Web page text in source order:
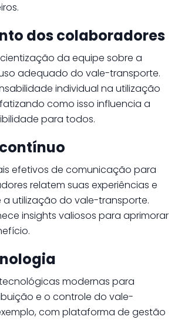
dos colaboradores
da equipe sobre a
adequado do vale-transporte.
individual na utilização
como isso influencia a
para todos.
efetivos de comunicação para
relatem suas experiências e
a utilização do vale-transporte.
insights valiosos para aprimorar
modernas para
e o controle do vale-
com plataforma de gestão